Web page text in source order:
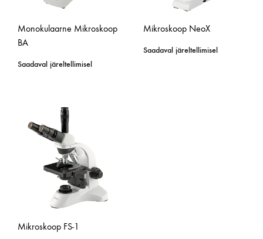
Monokulaarne Mikroskoop
BA
Saadaval järeltellimisel
Mikroskoop NeoX
Saadaval järeltellimisel
Mikroskoop FS-1